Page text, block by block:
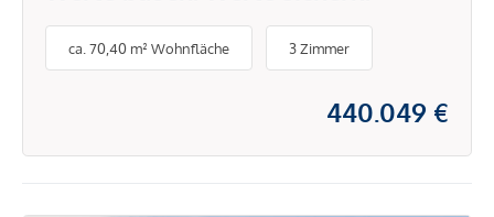
ca. 70,40 m² Wohnfläche 3 Zimmer
440.049 €